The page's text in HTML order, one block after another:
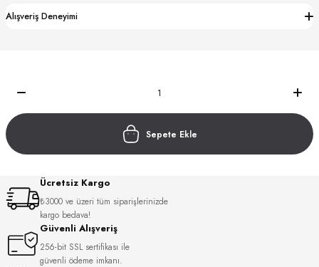
Alışveriş Deneyimi
Sepete Ekle
Ücretsiz Kargo
₺3000 ve üzeri tüm siparişlerinizde
kargo bedava!
Güvenli Alışveriş
256-bit SSL sertifikası ile
güvenli ödeme imkanı.